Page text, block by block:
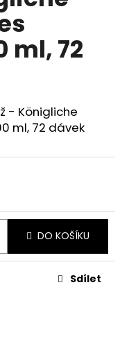
ml, 72
- Königliche
ml, 72 dávek
DO KOŠÍKU
Sdílet